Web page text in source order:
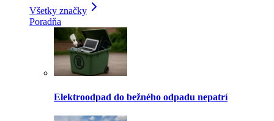
Všetky značky
Poradňa
Elektroodpad do bežného odpadu nepatrí